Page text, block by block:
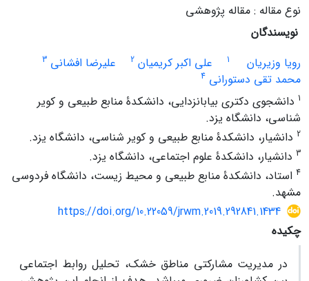
نوع مقاله : مقاله پژوهشی
نویسندگان
رویا وزیریان
1 علی اکبر کریمیان 2 علیرضا افشانی 3
محمد تقی دستورانی 4
1 دانشجوی دکتری بیابانزدایی، دانشکدۀ منابع طبیعی و کویر
شناسی، دانشگاه یزد.
2 دانشیار، دانشکدۀ منابع طبیعی و کویر شناسی، دانشگاه یزد.
3 دانشیار، دانشکدۀ علوم اجتماعی، دانشگاه یزد.
4 استاد، دانشکدۀ منابع طبیعی و محیط زیست، دانشگاه فردوسی
مشهد.
https://doi.org/10.22059/jrwm.2019.292841.1434
چکیده
در مدیریت مشارکتی مناطق خشک، تحلیل روابط اجتماعی